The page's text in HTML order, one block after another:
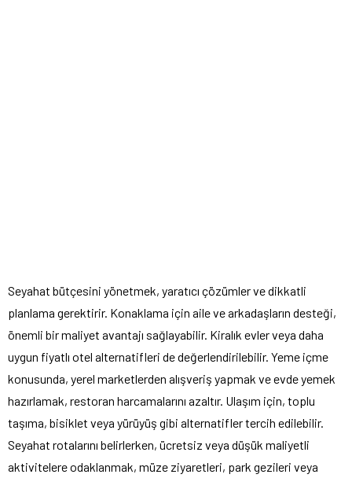
Seyahat bütçesini yönetmek, yaratıcı çözümler ve dikkatli
planlama gerektirir. Konaklama için aile ve arkadaşların desteği,
önemli bir maliyet avantajı sağlayabilir. Kiralık evler veya daha
uygun fiyatlı otel alternatifleri de değerlendirilebilir. Yeme içme
konusunda, yerel marketlerden alışveriş yapmak ve evde yemek
hazırlamak, restoran harcamalarını azaltır. Ulaşım için, toplu
taşıma, bisiklet veya yürüyüş gibi alternatifler tercih edilebilir.
Seyahat rotalarını belirlerken, ücretsiz veya düşük maliyetli
aktivitelere odaklanmak, müze ziyaretleri, park gezileri veya